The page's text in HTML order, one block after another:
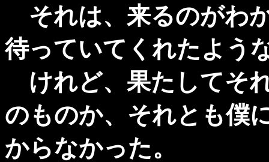
それは、来るのがわ
待っていてくれたよう
けれど、果たしてそ
のものか、それとも僕
からなかった。